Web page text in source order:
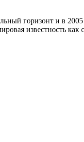
горизонт и в
известность как